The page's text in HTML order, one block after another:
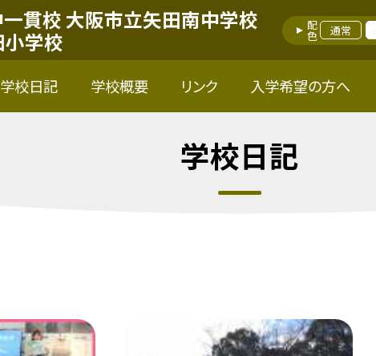
貫校 大阪市立矢田南中学校
学校
配色 通常
学校日記 学校概要 リンク 入学希望の方へ
学校日記